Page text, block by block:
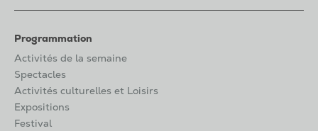
Programmation
Activités de la semaine
Spectacles
Activités culturelles et Loisirs
Expositions
Festival